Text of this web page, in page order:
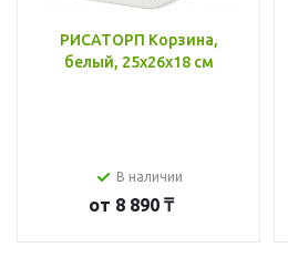
РИСАТОРП Корзина,
белый, 25x26x18 см
В наличии
от 8 890 ₸